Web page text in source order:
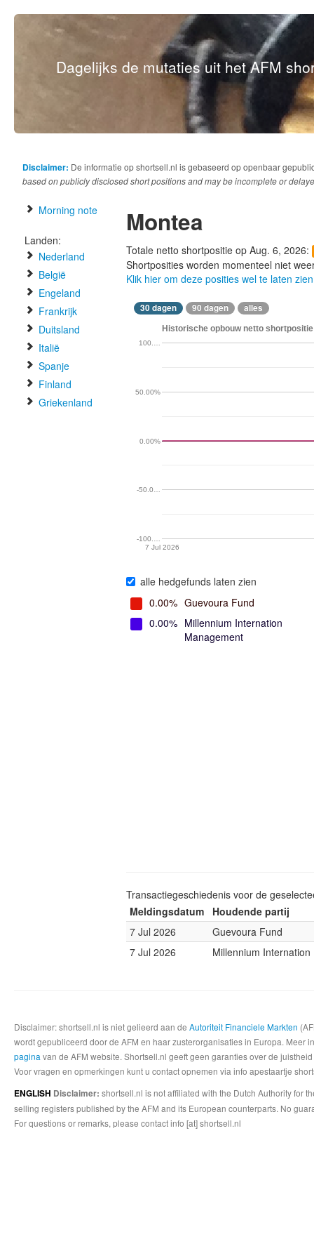
Dagelijks de mutaties uit het AFM
Disclaimer: De informatie op shortsell.nl is gebaseerd op openbaar
based on publicly disclosed short positions and may be incomplete or
Morning note
Landen:
Nederland
België
Engeland
Frankrijk
Duitsland
Italië
Spanje
Finland
Griekenland
Montea
Totale netto shortpositie op Aug. 6, 2026:
Shortposities worden momenteel niet
Klik hier om deze posities wel te laten zien
30 dagen 90 dagen alles
Historische opbouw netto
7 Jul 2026
-100.…
-50.0…
0.00%
50.00%
100.…
alle hedgefunds laten zien
0.00% Guevoura Fund
0.00% Millennium Internation
Management
Transactiegeschiedenis voor de
Meldingsdatum
Houdende partij
7 Jul 2026
Guevoura Fund
7 Jul 2026
Millennium
Disclaimer: shortsell.nl is niet gelieerd aan de Autoriteit Financiele Markten
wordt gepubliceerd door de AFM en haar zusterorganisaties in Europa.
pagina van de AFM website. Shortsell.nl geeft geen garanties over de
Voor vragen en opmerkingen kunt u contact opnemen via info apestaartje
ENGLISH Disclaimer: shortsell.nl is not affiliated with the Dutch Authority for
selling registers published by the AFM and its European counterparts. No
For questions or remarks, please contact info [at] shortsell.nl